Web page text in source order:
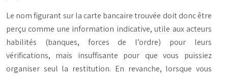
Le nom figurant sur la carte bancaire trouvée doit donc être
perçu comme une information indicative, utile aux acteurs
habilités (banques, forces de l’ordre) pour leurs
vérifications, mais insuffisante pour que vous puissiez
organiser seul la restitution. En revanche, lorsque vous